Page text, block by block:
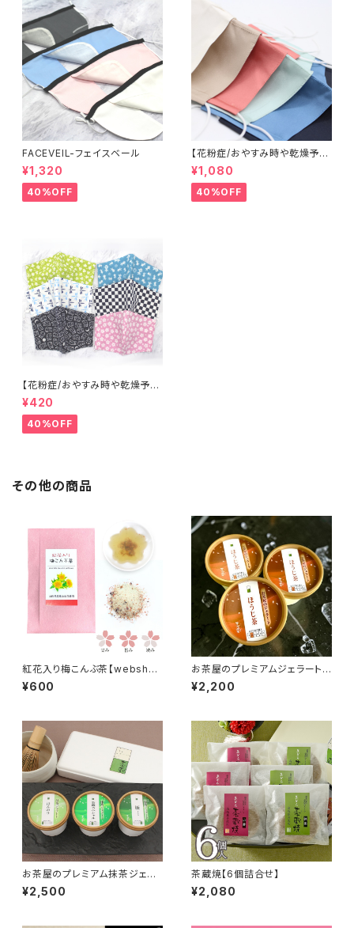
FACEVEIL-フェイスベール
¥1,320
40%OFF
【花粉症/おやすみ時や乾燥予防
に】米沢織シルクマスク
¥1,080
40%OFF
【花粉症/おやすみ時や乾燥予防
に】まめてぬぐいマスク
¥420
40%OFF
その他の商品
紅花入り梅こんぶ茶【webshop
限定版】
¥600
お茶屋のプレミアムジェラート
ほうじ茶【3個詰合せ】
¥2,200
お茶屋のプレミアム抹茶ジェラ
ート【3個詰合せ】
¥2,500
茶蔵焼【6個詰合せ】
¥2,080